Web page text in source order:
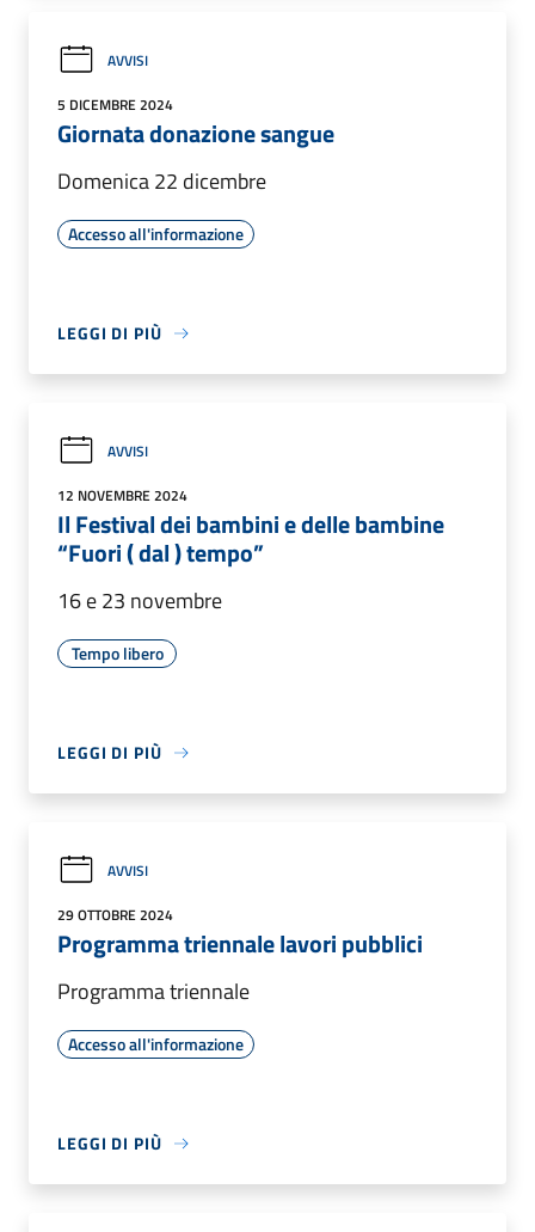
AVVISI
5 DICEMBRE 2024
Giornata donazione sangue
Domenica 22 dicembre
Accesso all'informazione
LEGGI DI PIÙ
AVVISI
12 NOVEMBRE 2024
Il Festival dei bambini e delle bambine
“Fuori ( dal ) tempo”
16 e 23 novembre
Tempo libero
LEGGI DI PIÙ
AVVISI
29 OTTOBRE 2024
Programma triennale lavori pubblici
Programma triennale
Accesso all'informazione
LEGGI DI PIÙ